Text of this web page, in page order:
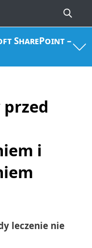
SharePoint –
przed
i
leczenie nie